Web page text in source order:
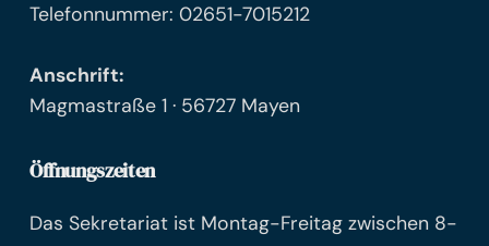
Telefonnummer: 02651-7015212
Anschrift:
Magmastraße 1 · 56727 Mayen
Öffnungszeiten
Das Sekretariat ist Montag-Freitag zwischen 8-